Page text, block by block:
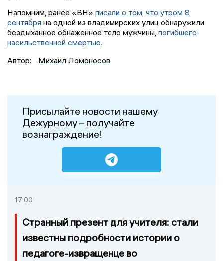
Напомним, ранее «ВН» писали о том, что утром 8
сентября на одной из владимирских улиц обнаружили
бездыханное обнаженное тело мужчины, погибшего
насильственной смертью.
Автор:
Михаил Ломоносов
Присылайте новости нашему
Дежурному – получайте
вознаграждение!
17:00
Странный презент для учителя: стали
известны подробности истории о
педагоге-извращенце во